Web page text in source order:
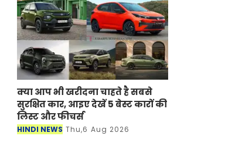
क्या आप भी खरीदना चाहते है सबसे
सुरक्षित कार, आइए देखें 5 बेस्ट कारों की
लिस्ट और फीचर्स
HINDI NEWS Thu,6 Aug 2026